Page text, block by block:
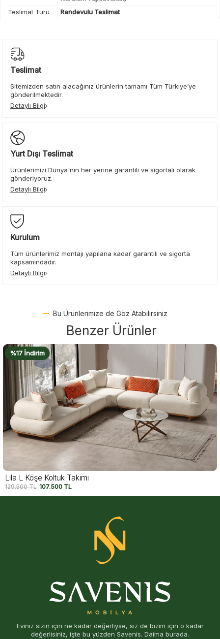
Teslimat Türü
Randevulu Teslimat
Teslimat
Sitemizden satın alacağınız ürünlerin tamamı Tüm Türkiye’ye
gönderilmektedir.
Detaylı Bilgi
Yurt Dışı Teslimat
Ürünlerimizi Dünya'nın her yerine garantili ve sigortalı olarak
gönderiyoruz.
Detaylı Bilgi
Kurulum
Tüm ürünlerimiz montajı yapılana kadar garantili ve sigorta
kapsamındadır.
Detaylı Bilgi
Bu Ürünlerimize de Göz Atabilirsiniz
Benzer Ürünler
%20 İndirim
Togo L Köşe Takımı
197.500TL 157.500
Eviniz sizin için ne kadar değerliyse, siz de bizim için o kadar
değerlisiniz, işte bu yüzden Savenis. Daima burada.